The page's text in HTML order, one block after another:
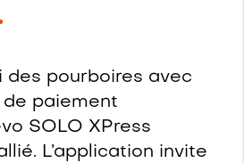
des pourboires avec
paiement
SOLO XPress
L’application invite